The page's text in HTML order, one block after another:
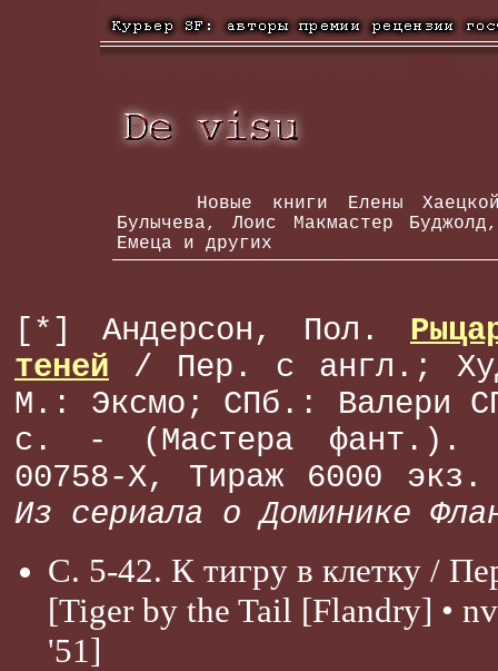
Новые книги Елены Хаецкой,
Булычева, Лоис Макмастер
Емеца и других
[*] Андерсон, Пол.
теней / Пер. с англ.;
М.: Эксмо; СПб.: Валери
с. - (Мастера фант.).
00758-X, Тираж 6000
Из сериала о Доминике
С. 5-42. К тигру в клетку /
[Tiger by the Tail [Flandry] •
'51]